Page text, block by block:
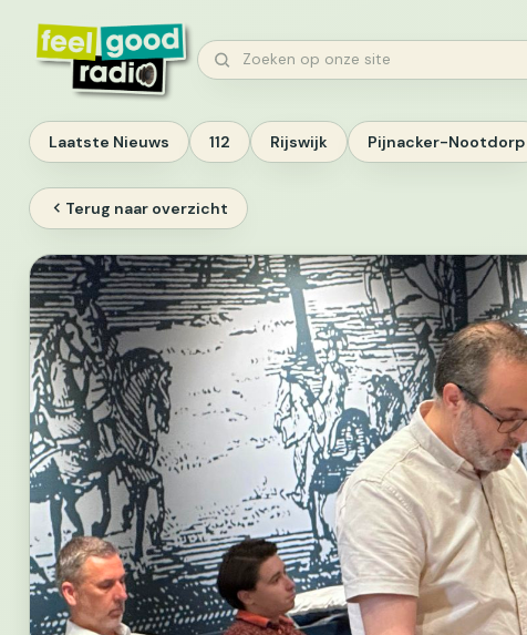
inhoud
Zoeken
Laatste Nieuws 112 Rijswijk Pijnacker-Nootdorp
Terug naar overzicht